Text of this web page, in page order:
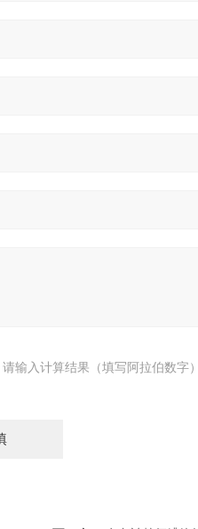
请输入计算结果（填写阿拉伯数字